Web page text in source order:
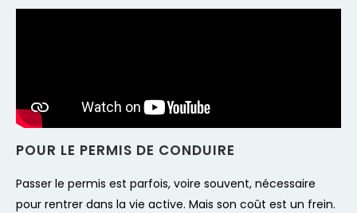
POUR LE PERMIS DE CONDUIRE
Passer le permis est parfois, voire souvent, nécessaire
pour rentrer dans la vie active. Mais son coût est un frein.